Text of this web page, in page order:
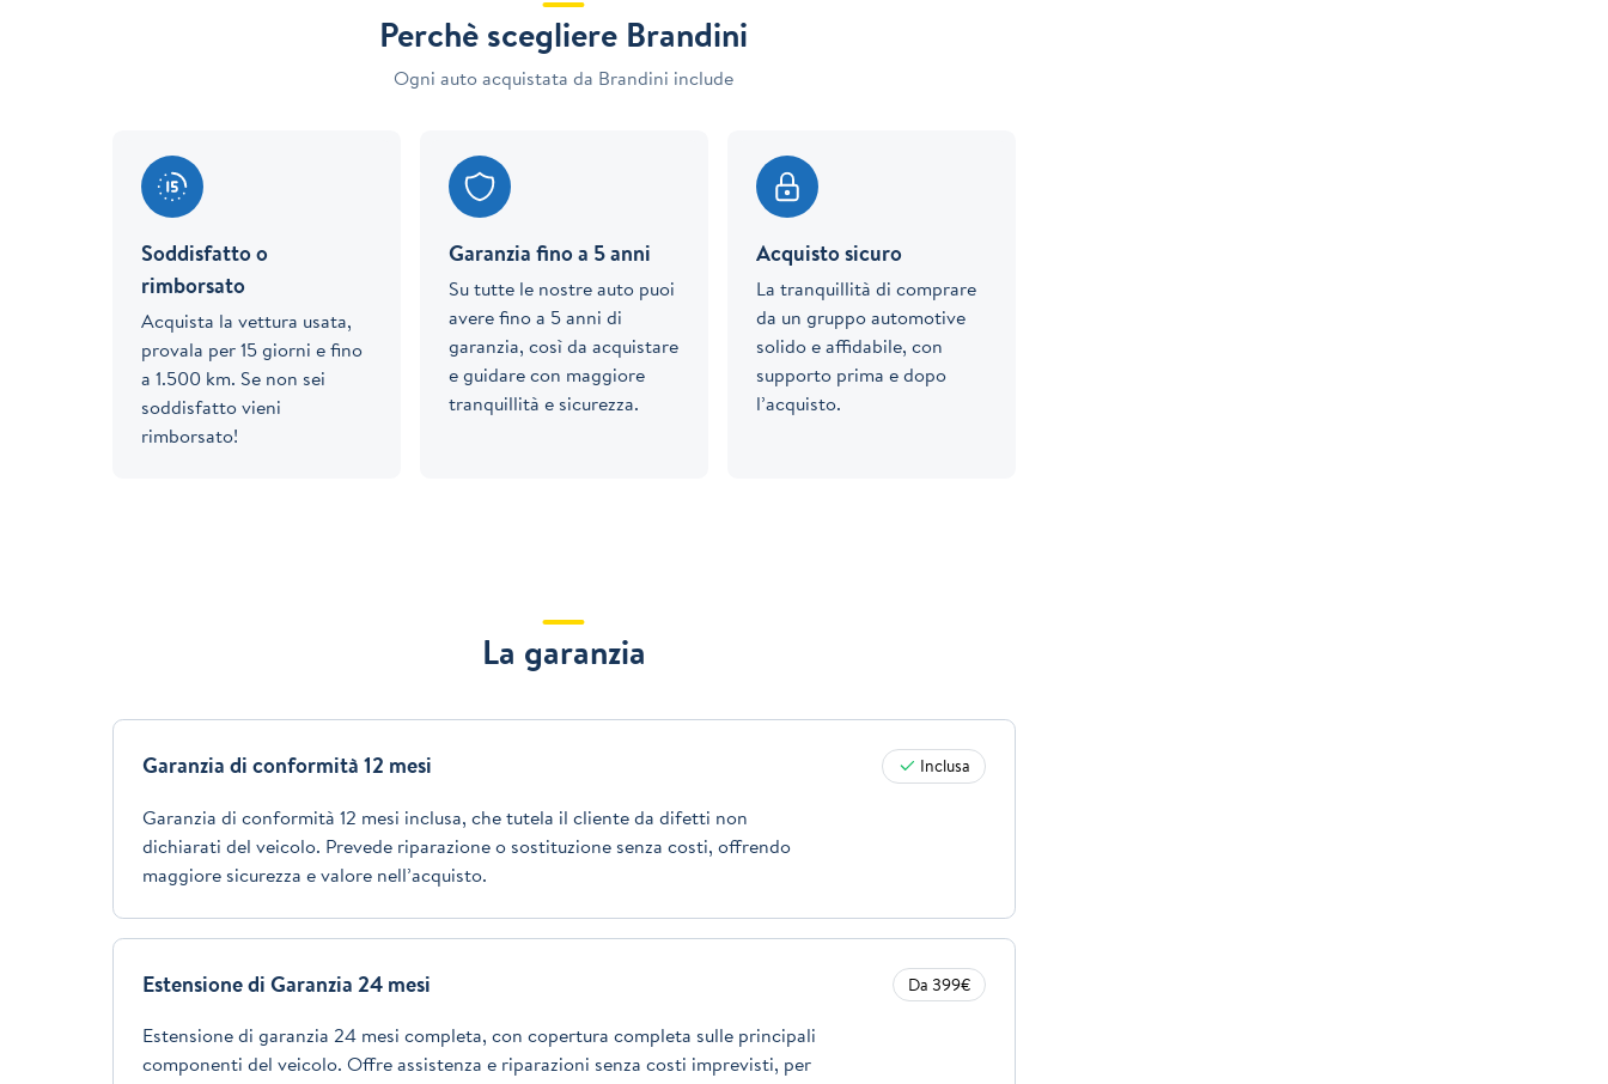
Perchè scegliere Brandini
Ogni auto acquistata da Brandini include
Soddisfatto o
rimborsato
Acquista la vettura usata,
provala per 15 giorni e fino
a 1.500 km. Se non sei
soddisfatto vieni
rimborsato!
Garanzia fino a 5 anni
Su tutte le nostre auto puoi
avere fino a 5 anni di
garanzia, così da acquistare
e guidare con maggiore
tranquillità e sicurezza.
Acquisto sicuro
La tranquillità di comprare
da un gruppo automotive
solido e affidabile, con
supporto prima e dopo
l’acquisto.
La garanzia
Garanzia di conformità 12 mesi Inclusa
Garanzia di conformità 12 mesi inclusa, che tutela il cliente da difetti non
dichiarati del veicolo. Prevede riparazione o sostituzione senza costi, offrendo
maggiore sicurezza e valore nell’acquisto.
Estensione di Garanzia 24 mesi Da 399€
Estensione di garanzia 24 mesi completa, con copertura completa sulle principali
componenti del veicolo. Offre assistenza e riparazioni senza costi imprevisti, per